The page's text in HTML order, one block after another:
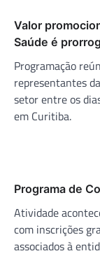
Valor
Saúde é
Programação
representantes
setor entre os
em Curitiba.
Programa de
Atividade
com inscrições
associados à